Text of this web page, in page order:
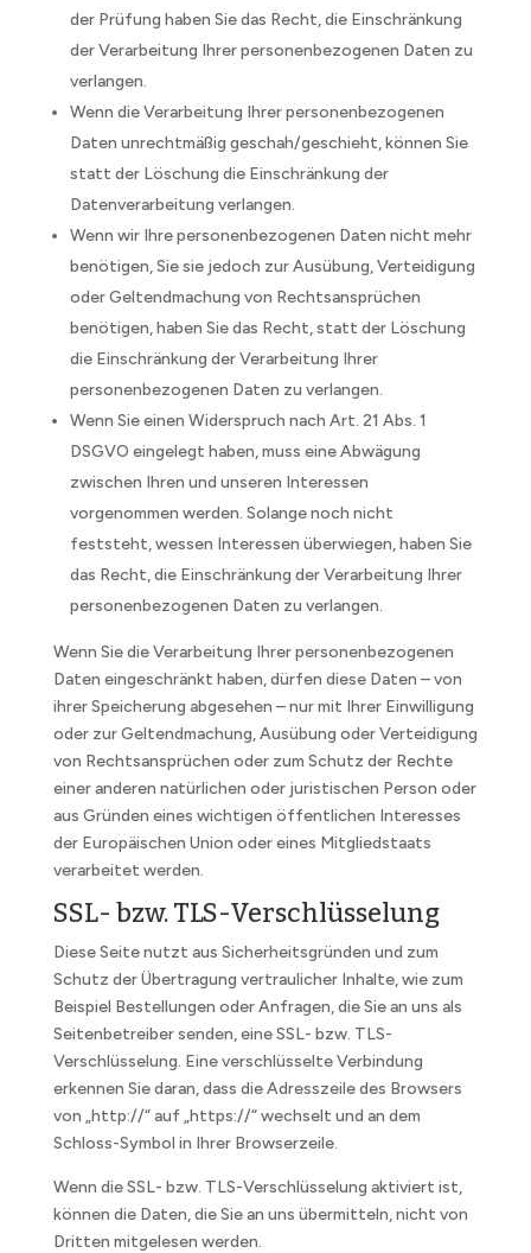
der Prüfung haben Sie das Recht, die Einschränkung
der Verarbeitung Ihrer personenbezogenen Daten zu
verlangen.
Wenn die Verarbeitung Ihrer personenbezogenen
Daten unrechtmäßig geschah/geschieht, können Sie
statt der Löschung die Einschränkung der
Datenverarbeitung verlangen.
Wenn wir Ihre personenbezogenen Daten nicht mehr
benötigen, Sie sie jedoch zur Ausübung, Verteidigung
oder Geltendmachung von Rechtsansprüchen
benötigen, haben Sie das Recht, statt der Löschung
die Einschränkung der Verarbeitung Ihrer
personenbezogenen Daten zu verlangen.
Wenn Sie einen Widerspruch nach Art. 21 Abs. 1
DSGVO eingelegt haben, muss eine Abwägung
zwischen Ihren und unseren Interessen
vorgenommen werden. Solange noch nicht
feststeht, wessen Interessen überwiegen, haben Sie
das Recht, die Einschränkung der Verarbeitung Ihrer
personenbezogenen Daten zu verlangen.
Wenn Sie die Verarbeitung Ihrer personenbezogenen
Daten eingeschränkt haben, dürfen diese Daten – von
ihrer Speicherung abgesehen – nur mit Ihrer Einwilligung
oder zur Geltendmachung, Ausübung oder Verteidigung
von Rechtsansprüchen oder zum Schutz der Rechte
einer anderen natürlichen oder juristischen Person oder
aus Gründen eines wichtigen öffentlichen Interesses
der Europäischen Union oder eines Mitgliedstaats
verarbeitet werden.
SSL- bzw. TLS-Verschlüsselung
Diese Seite nutzt aus Sicherheitsgründen und zum
Schutz der Übertragung vertraulicher Inhalte, wie zum
Beispiel Bestellungen oder Anfragen, die Sie an uns als
Seitenbetreiber senden, eine SSL- bzw. TLS-
Verschlüsselung. Eine verschlüsselte Verbindung
erkennen Sie daran, dass die Adresszeile des Browsers
von „http://“ auf „https://“ wechselt und an dem
Schloss-Symbol in Ihrer Browserzeile.
Wenn die SSL- bzw. TLS-Verschlüsselung aktiviert ist,
können die Daten, die Sie an uns übermitteln, nicht von
Dritten mitgelesen werden.